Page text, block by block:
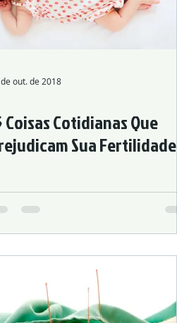
Acupuntura Estética
Otolaryngology Diseases
Urogenital Disorders
out. de 2018
Coisas Cotidianas Que
Sua Fertilidade